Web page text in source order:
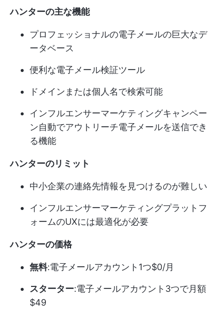
ハンターの主な機能
プロフェッショナルの電子メールの巨大なデ
ータベース
便利な電子メール検証ツール
ドメインまたは個人名で検索可能
インフルエンサーマーケティングキャンペー
ン自動でアウトリーチ電子メールを送信でき
る機能
ハンターのリミット
中小企業の連絡先情報を見つけるのが難しい
インフルエンサーマーケティングプラットフ
ォームのUXには最適化が必要
ハンターの価格
無料:電子メールアカウント1つ$0/月
スターター:電子メールアカウント3つで月額
$49